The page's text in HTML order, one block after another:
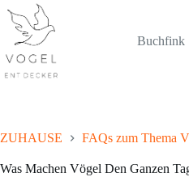
content
Buchfink
ZUHAUSE FAQs zum Thema
Was Machen Vögel Den Ganzen